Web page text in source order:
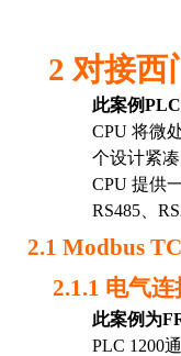
2 对接西
此案例PLC
CPU 将微
个设计紧
CPU 提供
RS485
2.1 Modbus
2.1.1 电气连
此案例 为
PLC 1200